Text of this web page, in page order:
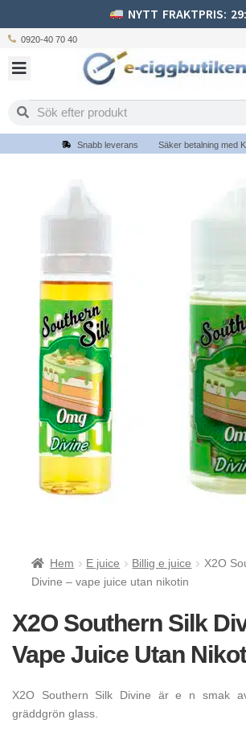
NYTT FRAKTPRIS:
0920-40 70 40
Snabb leverans Säker betalning med
Hem E juice Billig e juice
X2O
Divine – vape juice utan nikotin
X2O Southern Silk
Vape Juice Utan
X2O Southern Silk Divine är e n smak
gräddgrön glass.